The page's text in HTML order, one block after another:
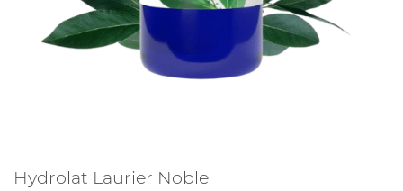
Hydrolat Laurier Noble